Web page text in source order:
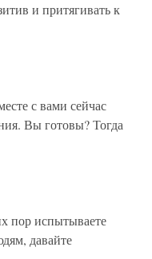
и притягивать к
с вами сейчас
Вы готовы? Тогда
пор испытываете
давайте